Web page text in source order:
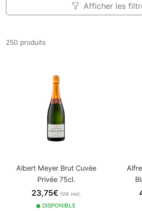
Afficher les
250 produits
Albert Meyer Brut Cuvée
Privée 75cl.
23,75€ IVA incl.
DISPONIBLE